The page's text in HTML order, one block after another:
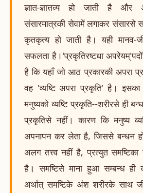
ज्ञात-ज्ञातव्य हो जाती है और
संसारमात्रकी सेवामें लगाकर संसारसे
कृतकृत्य हो जाती है। यही मानव-
सफलता है।'प्रकृतिरष्टधा
है कि यहाँ जो आठ प्रकारकी अपरा
वह 'व्यष्टि अपरा प्रकृति' है।
मनुष्यको व्यष्टि प्रकृति--शरीरसे ही
प्रकृतिसे नहीं। कारण कि मनुष्य
अपनापन कर लेता है, जिससे बन्धन
अलग तत्त्व नहीं है, प्रत्युत
है। समष्टिसे माना हुआ सम्बन्ध ही
अर्थात् समष्टिके अंश शरीरके साथ